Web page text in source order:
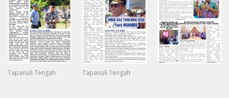
Tapanuli Tengah Tapanuli Tengah